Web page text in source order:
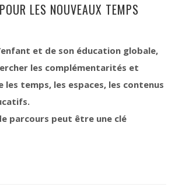
LES NOUVEAUX TEMPS
et de son éducation globale,
les complémentarités et
temps, les espaces, les contenus
parcours peut être une clé